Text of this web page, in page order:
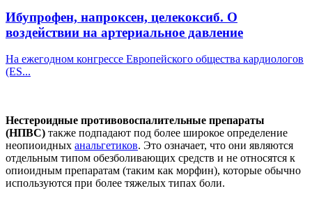
Ибупрофен, напроксен, целекоксиб. О
воздействии на артериальное давление
На ежегодном конгрессе Европейского общества кардиологов
(ES...
Нестероидные противовоспалительные препараты
(НПВС) также подпадают под более широкое определение
неопиоидных анальгетиков. Это означает, что они являются
отдельным типом обезболивающих средств и не относятся к
опиоидным препаратам (таким как морфин), которые обычно
используются при более тяжелых типах боли.